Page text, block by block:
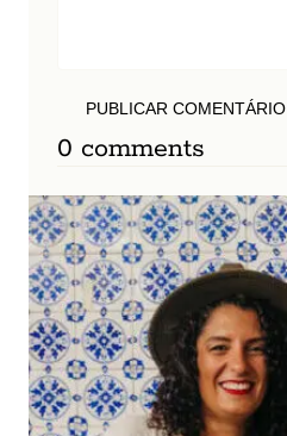
PUBLICAR COMENTÁRIO
0 comments